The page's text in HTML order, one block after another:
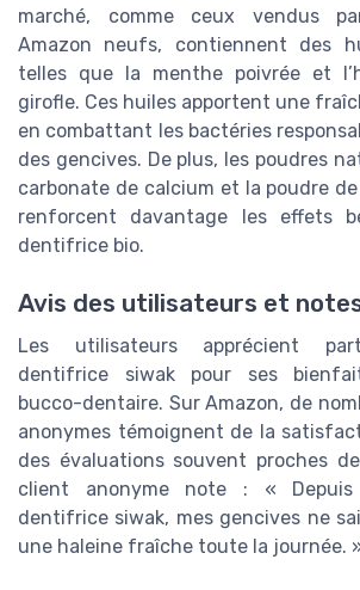
marché, comme ceux vendus
Amazon neufs, contiennent des
telles que la menthe poivrée et
girofle. Ces huiles apportent une
en combattant les bactéries
des gencives. De plus, les poudres
carbonate de calcium et la poudre
renforcent davantage les effets
dentifrice bio.
Avis des utilisateurs et
Les utilisateurs apprécient
dentifrice siwak pour ses
bucco-dentaire. Sur Amazon, de
anonymes témoignent de la
des évaluations souvent proches
client anonyme note : «
dentifrice siwak, mes gencives ne
une haleine fraîche toute la journée.